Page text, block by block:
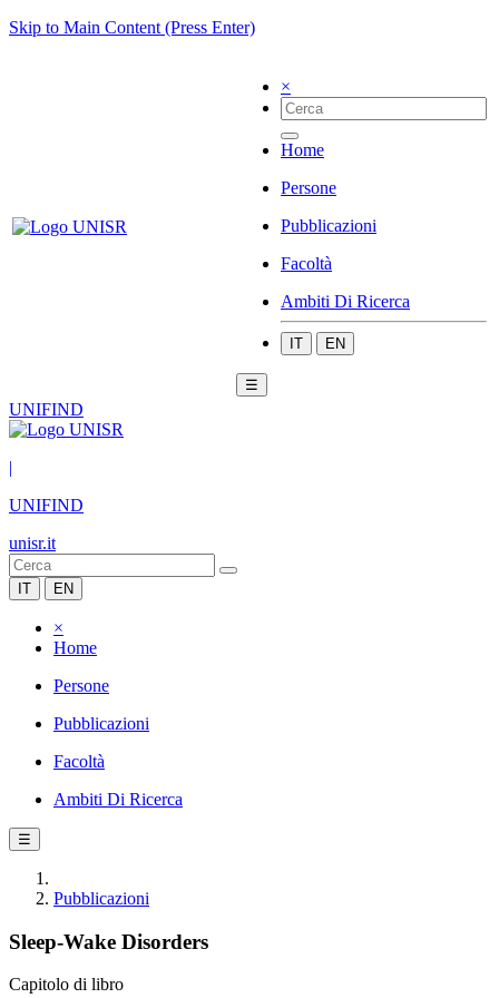
Skip to Main Content (Press Enter)
×
Home
Persone
Pubblicazioni
Facoltà
Ambiti Di Ricerca
IT EN
☰
UNIFIND
|
UNIFIND
unisr.it
IT EN
×
Home
Persone
Pubblicazioni
Facoltà
Ambiti Di Ricerca
☰
Pubblicazioni
Sleep-Wake Disorders
Capitolo di libro